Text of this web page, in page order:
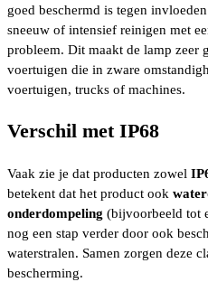
goed beschermd is tegen
sneeuw of intensief reinigen met
probleem. Dit maakt de lamp zeer
voertuigen die in zware
voertuigen, trucks of machines.
Verschil met IP68
Vaak zie je dat producten zowel
betekent dat het product ook
onderdompeling (bijvoorbeeld tot
nog een stap verder door ook
waterstralen. Samen zorgen deze
bescherming.